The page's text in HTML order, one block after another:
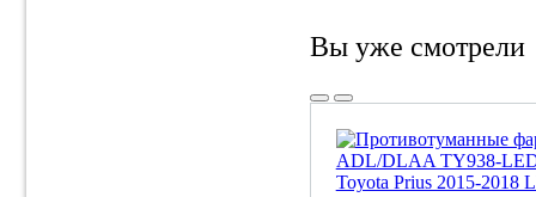
Вы уже смотрели